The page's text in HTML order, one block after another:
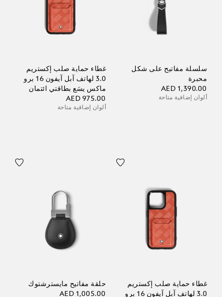
سلسلة مفاتيح على شكل
محبرة
AED 1,390.00
ألوان إضافية متاحة
غطاء حماية صلب إكستريم
3.0 لهاتف آبل آيفون 16 برو
ماكس يسَع بطاقتي ائتمان
AED 975.00
ألوان إضافية متاحة
غطاء حماية صلب إكستريم
3.0 لهاتف آبل آيفون 16 برو
حلقة مفاتيح مايسترشتوك
AED 1,005.00